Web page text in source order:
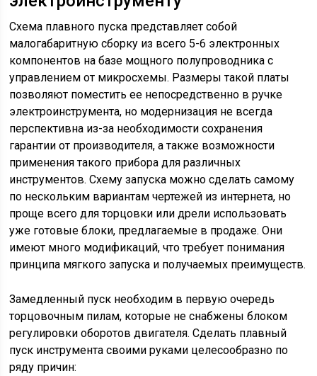
Схема плавного пуска представляет собой
малогабаритную сборку из всего 5-6 электронных
компонентов на базе мощного полупроводника с
управлением от микросхемы. Размеры такой платы
позволяют поместить ее непосредственно в ручке
электроинструмента, но модернизация не всегда
перспективна из-за необходимости сохранения
гарантии от производителя, а также возможности
применения такого прибора для различных
инструментов. Схему запуска можно сделать самому
по нескольким вариантам чертежей из интернета, но
проще всего для торцовки или дрели использовать
уже готовые блоки, предлагаемые в продаже. Они
имеют много модификаций, что требует понимания
принципа мягкого запуска и получаемых преимуществ.
Замедленный пуск необходим в первую очередь
торцовочным пилам, которые не снабжены блоком
регулировки оборотов двигателя. Сделать плавный
пуск инструмента своими руками целесообразно по
ряду причин: